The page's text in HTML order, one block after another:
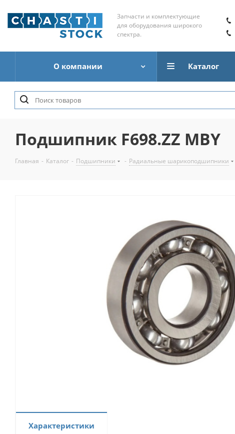
Запчасти и комплектующие
для оборудования широкого
спектра.
О компании Каталог
Подшипник F698.ZZ MBY
Главная - Каталог - Подшипники - Радиальные шарикоподшипники
Характеристики